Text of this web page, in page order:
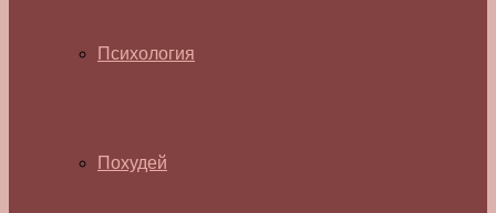
Психология
Похудей